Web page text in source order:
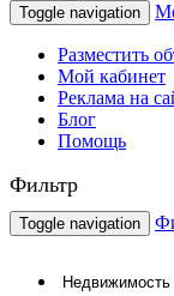
Toggle navigation
Разместить
Мой кабинет
Реклама на
Блог
Помощь
Фильтр
Toggle navigation